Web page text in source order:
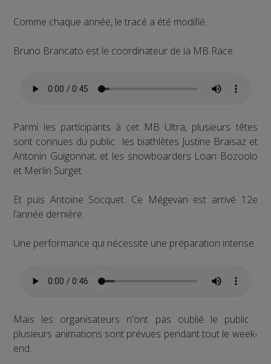
Comme chaque année, le tracé a été modifié.
Bruno Brancato est le coordinateur de la MB Race.
Parmi les participants à cet MB Ultra, plusieurs têtes
sont connues du public : les biathlètes Justine Braisaz et
Antonin Guigonnat, et les snowboarders Loan Bozoolo
et Merlin Surget.
Et puis Antoine Socquet. Ce Mégevan est arrivé 12e
l’année dernière.
Une performance qui nécessite une préparation intense.
Mais les organisateurs n'ont pas oublié le public :
plusieurs animations sont prévues pendant tout le week-
end.